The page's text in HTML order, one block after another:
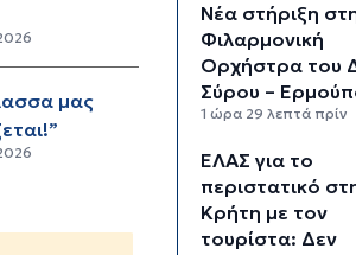
μας
Νέα στήριξη
Φιλαρμονική
Ορχήστρα του
Σύρου –
1 ώρα 29 λεπτά πρίν
ΕΛΑΣ για το
περιστατικό
Κρήτη με τον
τουρίστα: Δεν